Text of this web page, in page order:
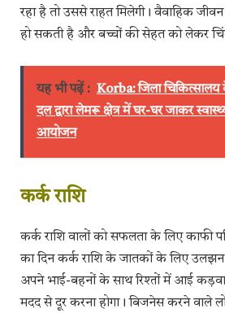
रहा है तो उससे राहत मिलेगी। वैवाहिक
हो सकती है और बच्चों की सेहत को लेकर
यह भी पढ़ें : Korba: जिला चिकित्सालय
दल द्वारा लेमरू क्षेत्र में घर-घर जाकर
आयोजन
​कर्क राशि
कर्क राशि वालों को सफलता के लिए काफी
का दिन कर्क राशि के जातकों के लिए उलझन
अपने भाई-बहनों के साथ रिश्तों में आई
मदद से दूर करना होगा। बिजनेस करने वाले